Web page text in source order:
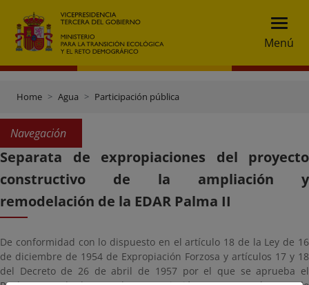
Menú
Home Agua Participación pública
Navegación
Separata de expropiaciones del proyecto
constructivo de la ampliación y
remodelación de la EDAR Palma II
De conformidad con lo dispuesto en el artículo 18 de la Ley de 16
de diciembre de 1954 de Expropiación Forzosa y artículos 17 y 18
del Decreto de 26 de abril de 1957 por el que se aprueba el